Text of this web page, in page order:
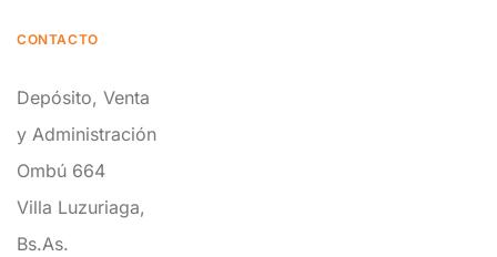
CONTACTO
Depósito, Venta
y Administración
Ombú 664
Villa Luzuriaga,
Bs.As.